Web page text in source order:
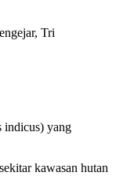
Tri
indicus) yang
kawasan hutan